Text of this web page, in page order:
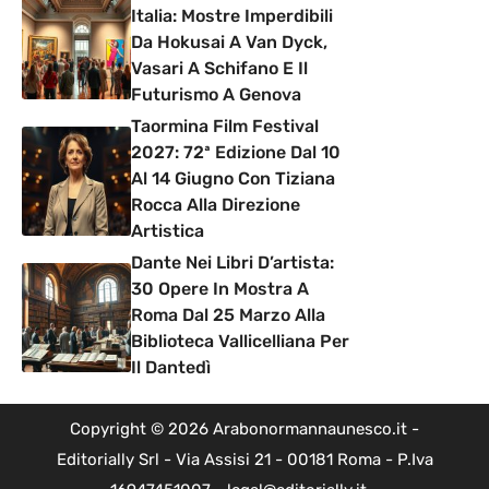
Italia: Mostre Imperdibili
Da Hokusai A Van Dyck,
Vasari A Schifano E Il
Futurismo A Genova
Taormina Film Festival
2027: 72ª Edizione Dal 10
Al 14 Giugno Con Tiziana
Rocca Alla Direzione
Artistica
Dante Nei Libri D’artista:
30 Opere In Mostra A
Roma Dal 25 Marzo Alla
Biblioteca Vallicelliana Per
Il Dantedì
Copyright © 2026 Arabonormannaunesco.it -
Editorially Srl - Via Assisi 21 - 00181 Roma - P.Iva